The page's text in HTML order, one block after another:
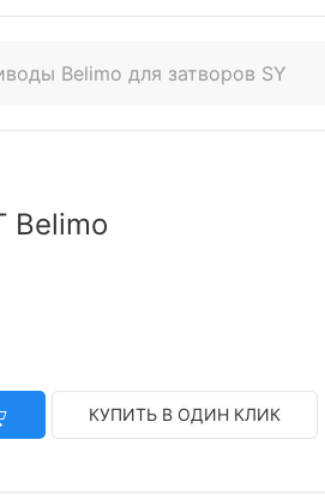
Belimo для затворов SY
Belimo
КУПИТЬ В ОДИН КЛИК